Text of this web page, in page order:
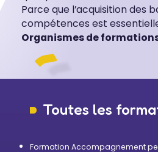
Parce que l’acquisition des
compétences est
Organismes de
Toutes les
Formation Accompagnement